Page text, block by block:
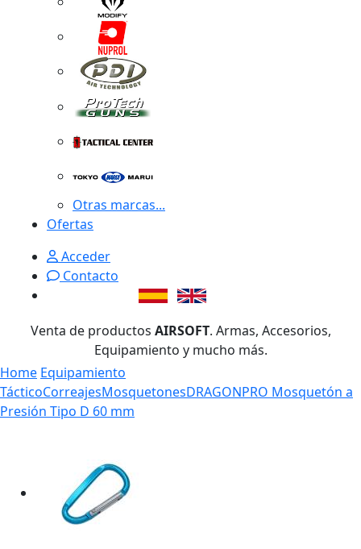
Otras marcas...
Ofertas
Acceder
Contacto
Venta de productos AIRSOFT. Armas, Accesorios,
Equipamiento y mucho más.
Home Equipamiento
TácticoCorreajesMosquetonesDRAGONPRO Mosquetón a
Presión Tipo D 60 mm